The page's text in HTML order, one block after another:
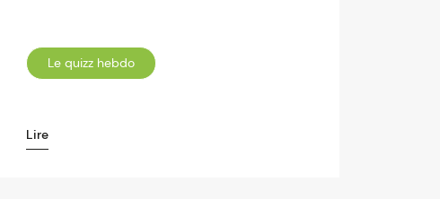
Le quizz hebdo
Lire